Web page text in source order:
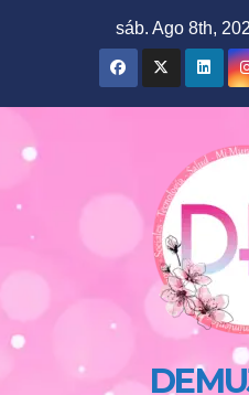
sáb. Ago 8th,